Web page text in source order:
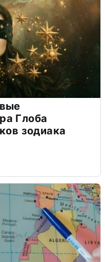
Глоба
зодиака